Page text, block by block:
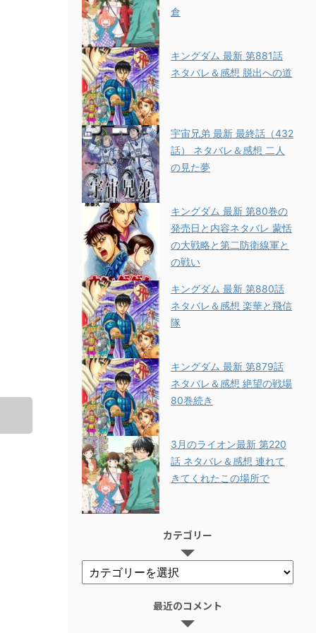
倉
キングダム 最新 第881話
ネタバレ＆感想 脱出への道
宇宙兄弟 最新 最終話（432
話） ネタバレ＆感想 二人
の見た夢
キングダム 最新 第80巻の
発売日と内容ネタバレ 蒙恬
の大戦略と第二防衛線軍と
の戦い
キングダム 最新 第880話
ネタバレ＆感想 楽華と飛信
隊
キングダム 最新 第879話
ネタバレ＆感想 絶望の戦場
80巻続き
3月のライオン最新 第220
話 ネタバレ＆感想 連れて
きてくれたこの場所で
カテゴリー
最近のコメント